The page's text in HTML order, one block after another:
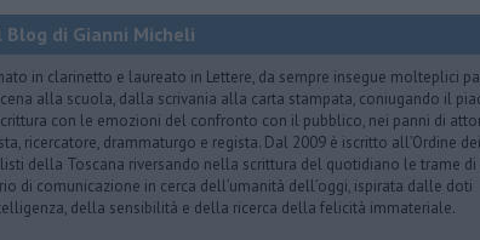
Blog di Gianni Micheli
in clarinetto e laureato in Lettere, da sempre insegue molteplici
alla scuola, dalla scrivania alla carta stampata, coniugando il
con le emozioni del confronto con il pubblico, nei panni di
ricercatore, drammaturgo e regista. Dal 2009 è iscritto all’Ordine dei
della Toscana riversando nella scrittura del quotidiano le trame di
di comunicazione in cerca dell’umanità dell’oggi, ispirata dalle doti
della sensibilità e della ricerca della felicità immateriale.